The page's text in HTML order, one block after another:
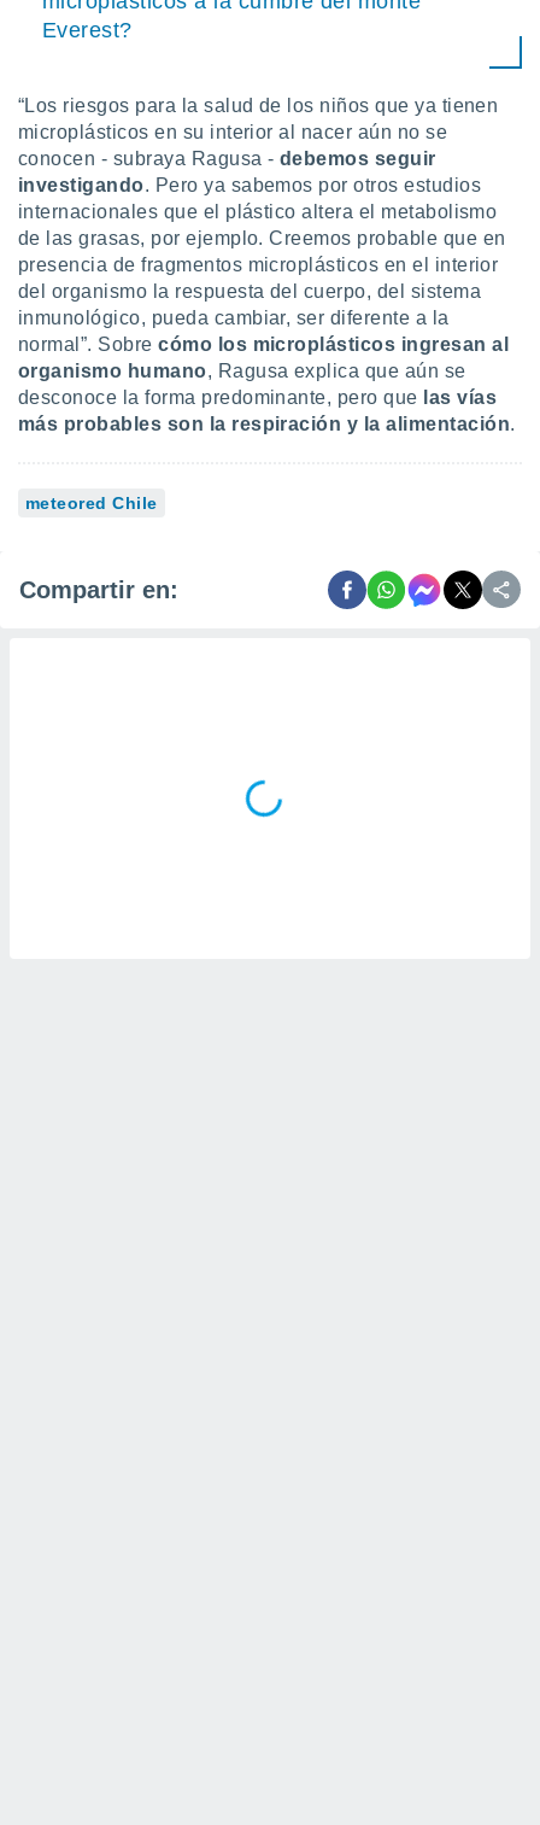
Everest?
“Los riesgos para la salud de los niños que ya tienen
microplásticos en su interior al nacer aún no se
conocen - subraya Ragusa - debemos seguir
investigando. Pero ya sabemos por otros estudios
internacionales que el plástico altera el metabolismo
de las grasas, por ejemplo. Creemos probable que en
presencia de fragmentos microplásticos en el interior
del organismo la respuesta del cuerpo, del sistema
inmunológico, pueda cambiar, ser diferente a la
normal”. Sobrecómo los microplásticos ingresan al
organismo humano, Ragusa explica que aún se
desconoce la forma predominante, pero que las vías
más probables son la respiración y la alimentación.
meteored Chile
Compartir en: